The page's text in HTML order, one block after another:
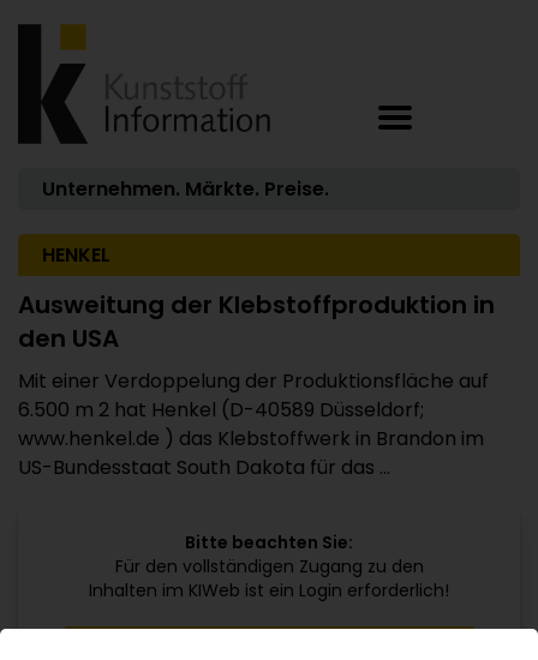
Unternehmen. Märkte. Preise.
HENKEL
Ausweitung der Klebstoffproduktion in
den USA
Mit einer Verdoppelung der Produktionsfläche auf
6.500 m 2 hat Henkel (D-40589 Düsseldorf;
www.henkel.de ) das Klebstoffwerk in Brandon im
US-Bundesstaat South Dakota für das ...
Bitte beachten Sie:
Für den vollständigen Zugang zu den
Inhalten im KIWeb ist ein Login erforderlich!